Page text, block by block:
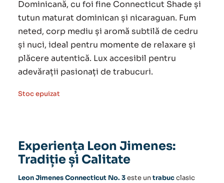
fost:
430.00 lei.
350.00 lei.
Dominicană, cu foi fine Connecticut Shade și
tutun maturat dominican și nicaraguan. Fum
neted, corp mediu și aromă subtilă de cedru
și nuci, ideal pentru momente de relaxare și
plăcere autentică. Lux accesibil pentru
adevărații pasionați de trabucuri.
Stoc epuizat
Experiența Leon Jimenes:
Tradiție și Calitate
Leon Jimenes Connecticut No. 3este untrabucclasic